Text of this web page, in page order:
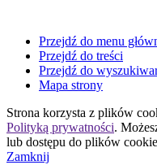
Przejdź do menu
Przejdź do treści
Przejdź do
Mapa strony
Strona korzysta z plików
Polityką prywatności.
lub dostępu do plików
Zamknij